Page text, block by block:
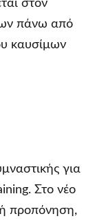
στον
πάνω από
καυσίμων
για
Στο νέο
προπόνηση,